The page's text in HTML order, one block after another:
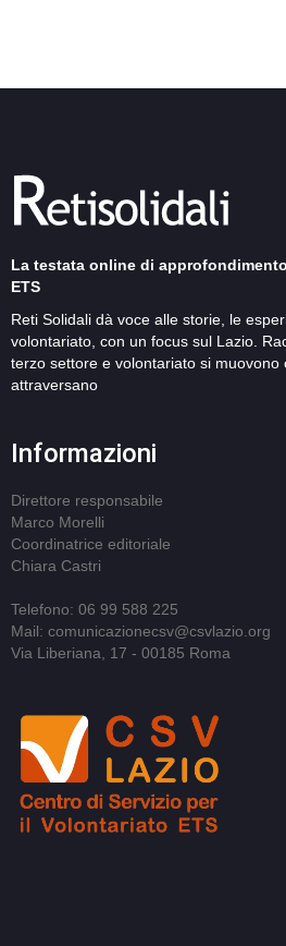
La testata online di
ETS
Reti Solidali dà voce alle storie, le
volontariato, con un focus sul Lazio.
terzo settore e volontariato si muovono
attraversano
Informazioni
Direttore responsabile
Marco Morelli
Coordinatrice editoriale
Chiara Castri
Telefono: 06 99 588 225
Mail: comunicazionecsv@csvlazio.org
Via Liberiana, 17 - 00185 Roma